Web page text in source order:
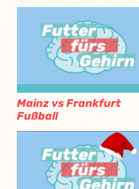
Mainz vs Frankfurt
Fußball